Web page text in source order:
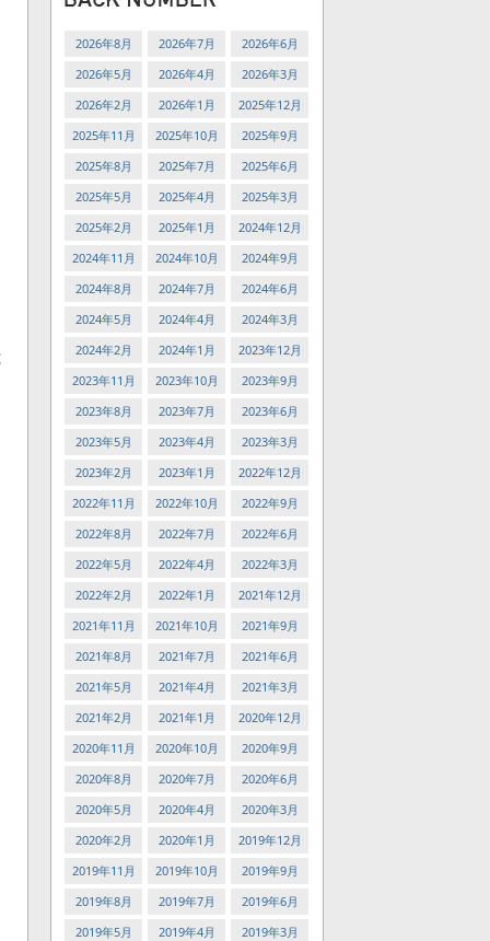
2026年8月 2026年7月
2026年6月
2026年5月
2026年4月
2026年3月
2026年2月
2026年1月
2025年12月
2025年11月
2025年10月
2025年9月
2025年8月
2025年7月
2025年6月
2025年5月
2025年4月
2025年3月
2025年2月
2025年1月
2024年12月
2024年11月
2024年10月
2024年9月
2024年8月
2024年7月
2024年6月
2024年5月
2024年4月
2024年3月
2024年2月
2024年1月
2023年12月
2023年11月
2023年10月
2023年9月
2023年8月
2023年7月
2023年6月
2023年5月
2023年4月
2023年3月
2023年2月
2023年1月
2022年12月
2022年11月
2022年10月
2022年9月
2022年8月
2022年7月
2022年6月
2022年5月
2022年4月
2022年3月
2022年2月
2022年1月
2021年12月
2021年11月
2021年10月
2021年9月
2021年8月
2021年7月
2021年6月
2021年5月
2021年4月
2021年3月
2021年2月
2021年1月
2020年12月
2020年11月
2020年10月
2020年9月
2020年8月
2020年7月
2020年6月
2020年5月
2020年4月
2020年3月
2020年2月
2020年1月
2019年12月
2019年11月
2019年10月
2019年9月
2019年8月
2019年7月
2019年6月
2019年5月
2019年4月
2019年3月